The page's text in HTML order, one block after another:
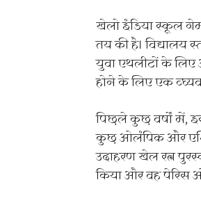
खेलो इंडिया स्कूल
तय की है।
युवा एथलीटों के लिए
होने के लिए एक
पिछले कुछ वर्षों में,
कुछ ओलंपिक और
उदाहरण खेल रत्न
किया और वह पेरिस